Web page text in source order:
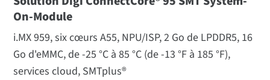
On-Module
i.MX 959, six cœurs A55, NPU/ISP, 2 Go de LPDDR5, 16
Go d'eMMC, de -25 °C à 85 °C (de -13 °F à 185 °F),
services cloud, SMTplus®